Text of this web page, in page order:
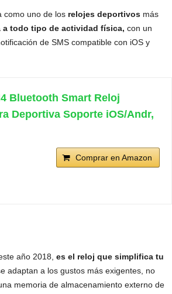
como uno de los relojes deportivosmás
a todo tipo de actividad física, con un
de SMS compatible con iOS y
Bluetooth Smart Reloj
Deportiva Soporte iOS/Andr,
Comprar en Amazon
año 2018, es el reloj que simplifica tu
adaptan a los gustos más exigentes, no
memoria de almacenamiento externo de